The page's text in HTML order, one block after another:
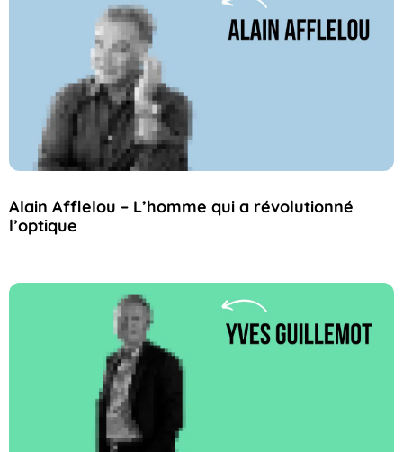
Alain Afflelou – L’homme qui a révolutionné
l’optique